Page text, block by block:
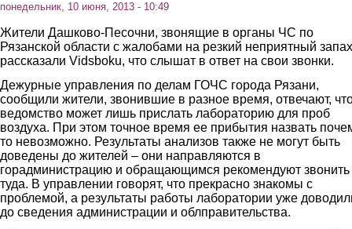
понедельник, 10 июня, 2013 - 10:49
Жители Дашково-Песочни, звонящие в органы ЧС по
Рязанской области с жалобами на резкий неприятный
рассказали Vidsboku, что слышат в ответ на свои звонки.
Дежурные управления по делам ГОЧС города Рязани,
сообщили жители, звонившие в разное время, отвечают,
ведомство может лишь прислать лабораторию для проб
воздуха. При этом точное время ее прибытия назвать
то невозможно. Результаты анализов также не могут быть
доведены до жителей – они направляются в
горадминистрацию и обращающимся рекомендуют звонить
туда. В управлении говорят, что прекрасно знакомы с
проблемой, а результаты работы лаборатории уже
до сведения администрации и облправительства.